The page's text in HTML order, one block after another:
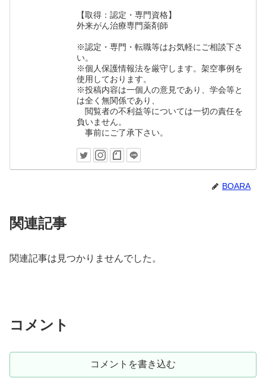
【取得：認定・専門資格】
外来がん治療専門薬剤師
※認定・専門・転職等はお気軽にご相談下さ
い。
※個人保護情報法を厳守します。架空事例を
使用しております。
※投稿内容は一個人の意見であり、学会等と
は全く無関係であり、
閲覧者の不利益等については一切の責任を
負いません。
事前にご了承下さい。
BOARA
関連記事
関連記事は見つかりませんでした。
コメント
コメントを書き込む